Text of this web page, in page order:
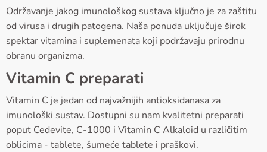
Održavanje jakog imunološkog sustava ključno je za zaštitu
od virusa i drugih patogena. Naša ponuda uključuje širok
spektar vitamina i suplemenata koji podržavaju prirodnu
obranu organizma.
Vitamin C preparati
Vitamin C je jedan od najvažnijih antioksidanasa za
imunološki sustav. Dostupni su nam kvalitetni preparati
poput Cedevite, C-1000 i Vitamin C Alkaloid u različitim
oblicima - tablete, šumeće tablete i praškovi.